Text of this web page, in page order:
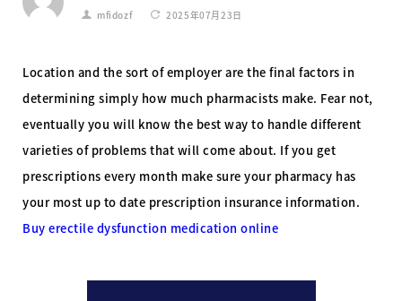
mfidozf 2025年07月23日
Location and the sort of employer are the final factors in
determining simply how much pharmacists make. Fear not,
eventually you will know the best way to handle different
varieties of problems that will come about. If you get
prescriptions every month make sure your pharmacy has
your most up to date prescription insurance information.
Buy erectile dysfunction medication online